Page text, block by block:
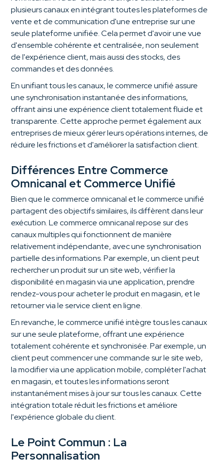
plusieurs canaux en intégrant toutes les plateformes de
vente et de communication d'une entreprise sur une
seule plateforme unifiée. Cela permet d'avoir une vue
d'ensemble cohérente et centralisée, non seulement
de l'expérience client, mais aussi des stocks, des
commandes et des données.
En unifiant tous les canaux, le commerce unifié assure
une synchronisation instantanée des informations,
offrant ainsi une expérience client totalement fluide et
transparente. Cette approche permet également aux
entreprises de mieux gérer leurs opérations internes, de
réduire les frictions et d'améliorer la satisfaction client.
Différences Entre Commerce
Omnicanal et Commerce Unifié
Bien que le commerce omnicanal et le commerce unifié
partagent des objectifs similaires, ils diffèrent dans leur
exécution. Le commerce omnicanal repose sur des
canaux multiples qui fonctionnent de manière
relativement indépendante, avec une synchronisation
partielle des informations. Par exemple, un client peut
rechercher un produit sur un site web, vérifier la
disponibilité en magasin via une application, prendre
rendez-vous pour acheter le produit en magasin, et le
retourner via le service client en ligne.
En revanche, le commerce unifié intègre tous les canaux
sur une seule plateforme, offrant une expérience
totalement cohérente et synchronisée. Par exemple, un
client peut commencer une commande sur le site web,
la modifier via une application mobile, compléter l'achat
en magasin, et toutes les informations seront
instantanément mises à jour sur tous les canaux. Cette
intégration totale réduit les frictions et améliore
l'expérience globale du client.
Le Point Commun : La
Personnalisation